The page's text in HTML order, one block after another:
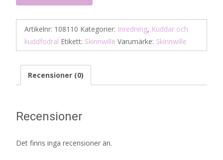
Artikelnr: 108110 Kategorier: Inredning, Kuddar och
kuddfodral Etikett: Skinnwille Varumärke: Skinnwille
Recensioner (0)
Recensioner
Det finns inga recensioner än.